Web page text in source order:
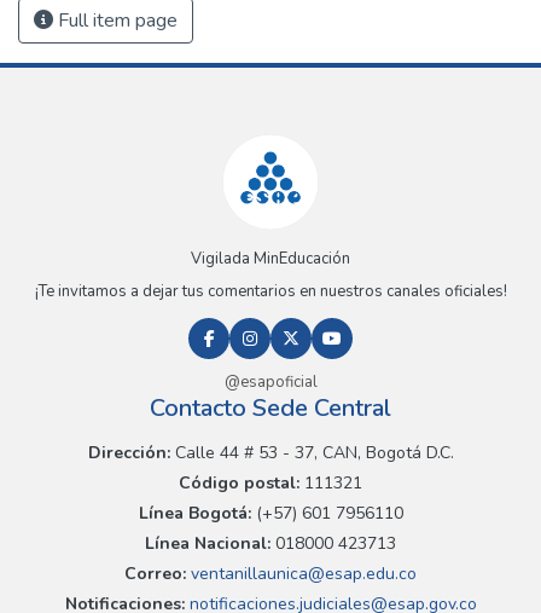
Full item page
Vigilada MinEducación
¡Te invitamos a dejar tus comentarios en nuestros canales oficiales!
@esapoficial
Contacto Sede Central
Dirección:Calle 44 # 53 - 37, CAN, Bogotá D.C.
Código postal: 111321
Línea Bogotá:(+57) 601 7956110
Línea Nacional: 018000 423713
Correo: ventanillaunica@esap.edu.co
Notificaciones:notificaciones.judiciales@esap.gov.co